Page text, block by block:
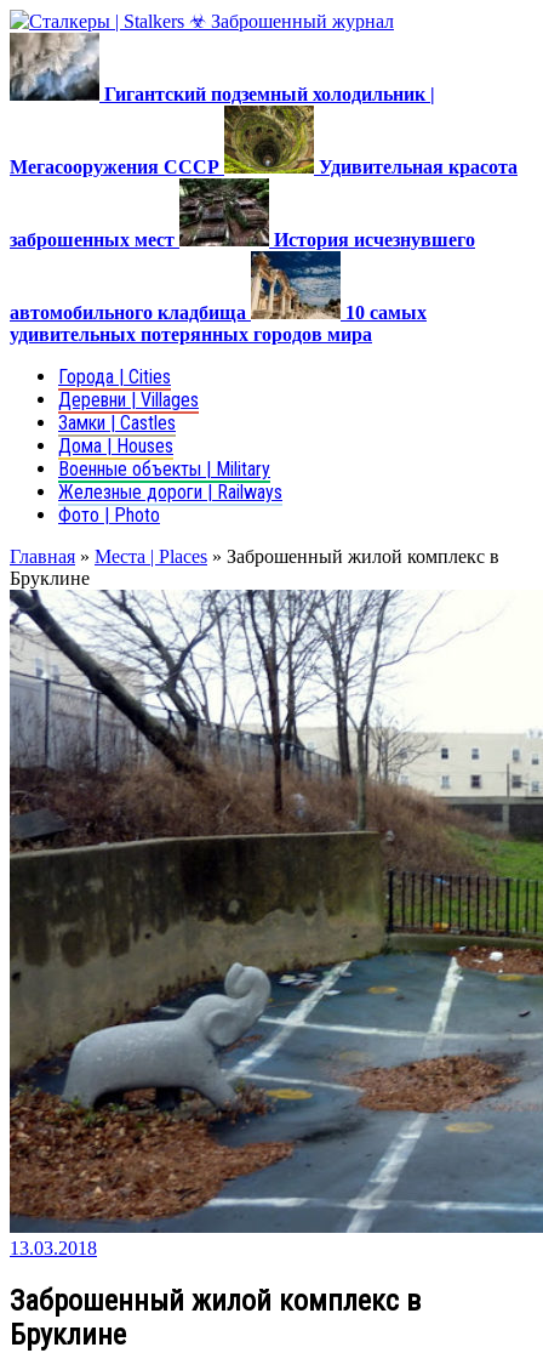
Гигантский подземный холодильник |
Мегасооружения СССР Удивительная красота
заброшенных мест История исчезнувшего
автомобильного кладбища
10 самых
удивительных потерянных городов мира
Города | Cities
Деревни | Villages
Замки | Castles
Дома | Houses
Военные объекты | Military
Железные дороги | Railways
Фото | Photo
Главная » Места | Places » Заброшенный жилой комплекс в
Бруклине
13.03.2018
Заброшенный жилой комплекс в
Бруклине